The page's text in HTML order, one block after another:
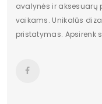
avalynės ir aksesuarų
vaikams. Unikalūs
pristatymas. Apsirenk